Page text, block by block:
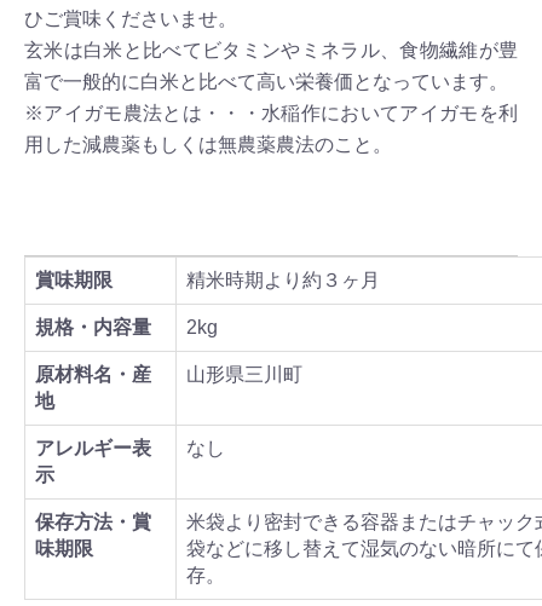
ひご賞味くださいませ。
玄米は白米と比べてビタミンやミネラル、食物繊維が豊
富で一般的に白米と比べて高い栄養価となっています。
※アイガモ農法とは・・・水稲作においてアイガモを利
用した減農薬もしくは無農薬農法のこと。
賞味期限 精米時期より約３ヶ月
規格・内容量 2kg
原材料名・産
地
山形県三川町
アレルギー表
示
なし
保存方法・賞
味期限
米袋より密封できる容器またはチャック
袋などに移し替えて湿気のない暗所にて
存。